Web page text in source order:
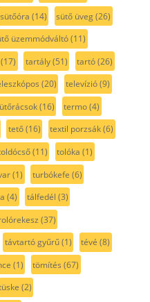
sütőóra (14) sütő üveg(26)
üzemmódváltó(11)
(17) tartály(51) tartó(26)
(20) televízió(9)
(16) termo(4)
tető(16) textil porzsák(6)
(11) tolóka (1)
(1) turbókefe (6)
(4) tálfedél (3)
(37)
távtartó gyűrű(1) tévé (8)
(1) tömítés (67)
(2)